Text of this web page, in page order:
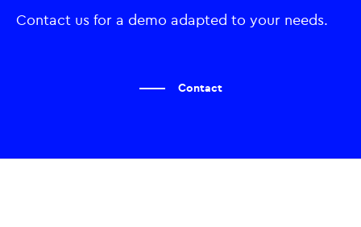
Contact us for a demo adapted to your needs.
Contact